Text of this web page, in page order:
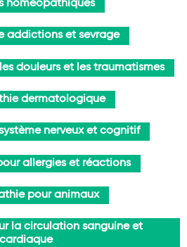
homéopathiques
addictions et sevrage
douleurs et les traumatismes
dermatologique
nerveux et cognitif
allergies et réactions
pour animaux
la circulation sanguine et
cardiaque